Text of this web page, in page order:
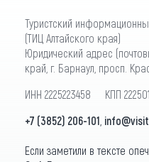
Туристский
(ТИЦ Алтайского края)
Юридический адрес
край, г. Барнаул, просп.
ИНН 2225223458 КПП
+7 (3852) 206-101
Если заметили в тексте